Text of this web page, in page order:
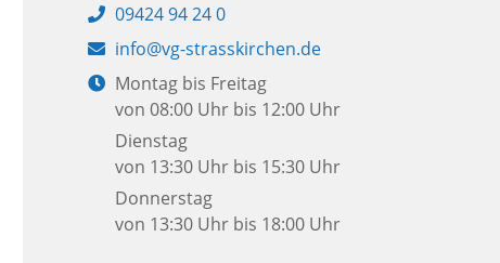
Telefon:
09424 94 24 0
E-
Mail:
info@vg-strasskirchen.de
Öffnungszeiten:
Montag bis Freitag
von 08:00 Uhr bis 12:00 Uhr
Dienstag
von 13:30 Uhr bis 15:30 Uhr
Donnerstag
von 13:30 Uhr bis 18:00 Uhr